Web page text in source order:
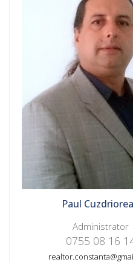
Paul
Administrator
0755 08 16